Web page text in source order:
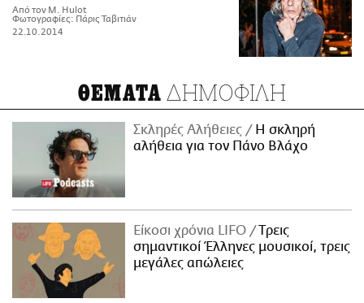
Από τον M. Hulot
Φωτογραφίες: Πάρις Ταβιτιάν
22.10.2014
ΘΕΜΑΤΑ ΔΗΜΟΦΙΛΗ
Σκληρές Αλήθειες
H σκληρή
αλήθεια για τον Πάνο Βλάχο
Είκοσι χρόνια LIFO
Tρεις
σημαντικοί Έλληνες μουσικοί, τρεις
μεγάλες απώλειες